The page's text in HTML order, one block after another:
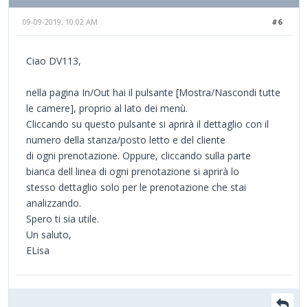
#6
09-09-2019, 10:02 AM
Ciao DV113,
nella pagina In/Out hai il pulsante [Mostra/Nascondi tutte
le camere], proprio al lato dei menù.
Cliccando su questo pulsante si aprirà il dettaglio con il
numero della stanza/posto letto e del cliente
di ogni prenotazione. Oppure, cliccando sulla parte
bianca dell linea di ogni prenotazione si aprirà lo
stesso dettaglio solo per le prenotazione che stai
analizzando.
Spero ti sia utile.
Un saluto,
ELisa